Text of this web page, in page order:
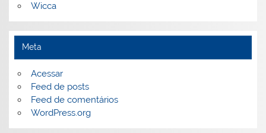
Wicca
Meta
Acessar
Feed de posts
Feed de comentários
WordPress.org